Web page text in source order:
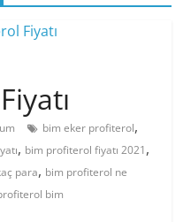
bim eker profiterol,
, bim profiterol fiyatı 2021,
para, bim profiterol ne
bim